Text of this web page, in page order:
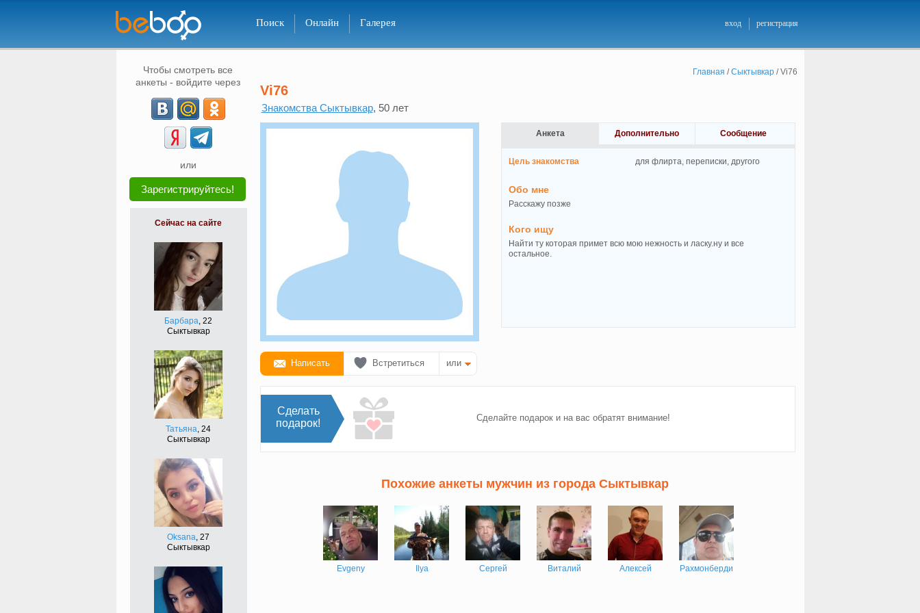
Поиск Онлайн Галерея вход регистрация
Чтобы смотреть все
анкеты - войдите через
или
Зарегистрируйтесь!
Сейчас на сайте
Барбара, 22
Сыктывкар
Татьяна, 24
Сыктывкар
Oksana, 27
Сыктывкар
Главная /Сыктывкар/Vi76
Vi76
Знакомства Сыктывкар, 50 лет
Написать Встретиться или
Анкета Дополнительно Сообщение
Цель знакомства для флирта, переписки, другого
Обо мне
Расскажу позже
Кого ищу
Найти ту которая примет всю мою нежность и ласку.ну и все
остальное.
Сделать
подарок!
Сделайте подарок и на вас обратят внимание!
Похожие анкеты мужчин из города Сыктывкар
Evgeny Ilya Сергей Виталий Алексей Рахмонберди